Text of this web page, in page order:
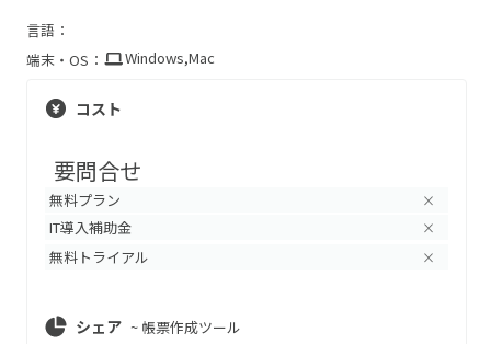
言語：
端末・OS：
Windows,Mac
コスト
要問合せ
無料プラン ×
IT導入補助金 ×
無料トライアル ×
シェア ~ 帳票作成ツール